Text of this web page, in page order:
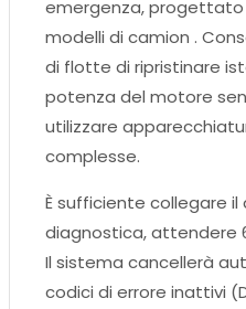
emergenza,
modelli di camion .
di flotte di ripristinare
potenza del motore
utilizzare
complesse.
È sufficiente collegare
diagnostica, attendere
Il sistema cancellerà
codici di errore inattivi